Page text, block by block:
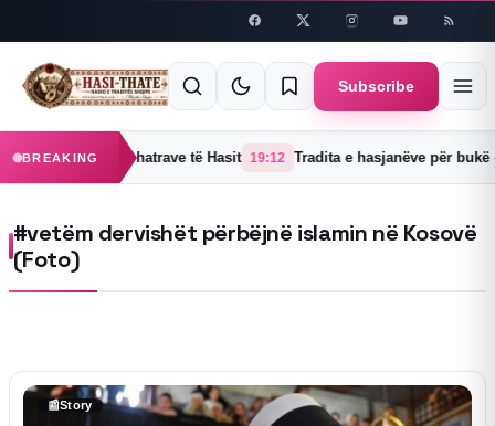
Subscribe
BREAKING
një prej 38 fshatrave të Hasit 19:12 Tradita e hasjanëve për bukë –
#vetëm dervishët përbëjnë islamin në Kosovë
(Foto)
📰Story